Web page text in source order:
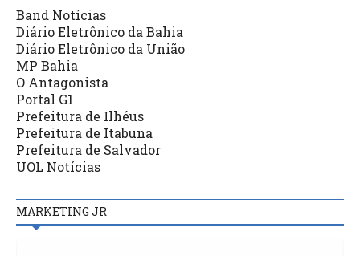
Band Notícias
Diário Eletrônico da Bahia
Diário Eletrônico da União
MP Bahia
O Antagonista
Portal G1
Prefeitura de Ilhéus
Prefeitura de Itabuna
Prefeitura de Salvador
UOL Notícias
MARKETING JR